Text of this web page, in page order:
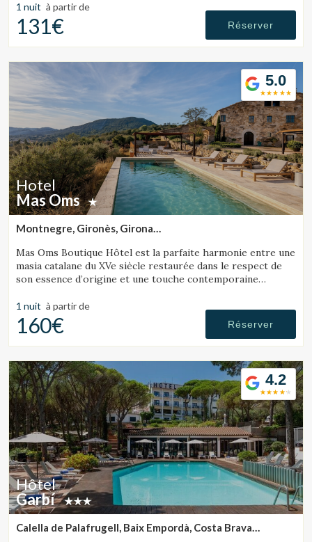
1 nuit à partir de
131€ Réserver
5.0
Hotel
Mas Oms
Montnegre, Gironès, Girona
Mas Oms Boutique Hôtel est la parfaite harmonie entre une
masia catalane du XVe siècle restaurée dans le respect de
son essence d’origine et une touche contemporaine
Parc Naturel des Gavarres, cet hôtel rural de charme offre
calme absolu et vues spectaculaires, garantissant un séjour
en pleine connexion avec la nature sur la Costa Brava.
L’établissement dispose de 6 chambres décorées avec soin,
d’une piscine chauffée, d’un restaurant sur place, d’un
terrain de pétanque, d’un espace chill-out, de services de
massage et de yoga, de location de vélos et d’équipements
spécialisés pour les cyclistes.
1 nuit à partir de
160€ Réserver
4.2
Hôtel
Garbí
Calella de Palafrugell, Baix Empordà, Costa Brava